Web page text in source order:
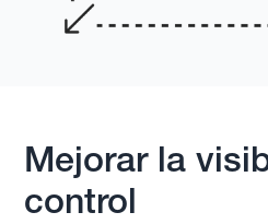
Mejorar la
control